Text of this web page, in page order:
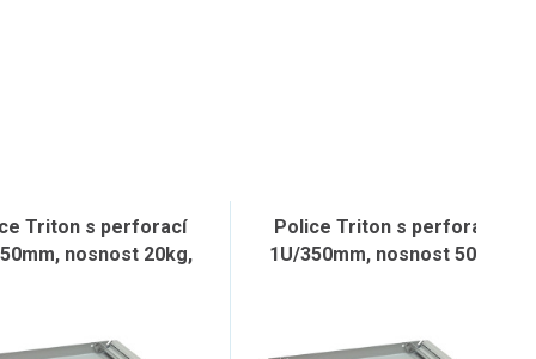
Triton s perforací
nosnost 20kg,
Police Triton s perforací
1U/350mm, nosnost 50kg,